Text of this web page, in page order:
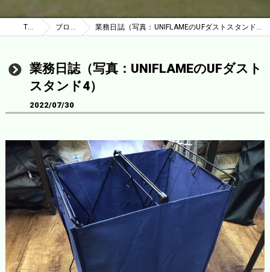
TOP ブログ 業務日誌（写真：UNIFLAMEのUFダストスタンド4）
業務日誌（写真：UNIFLAMEのUFダスト
スタンド4）
2022/07/30